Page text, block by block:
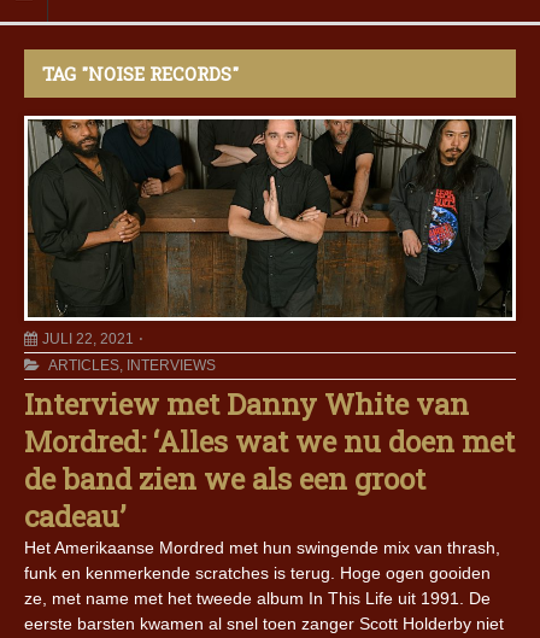
TAG "NOISE RECORDS"
JULI 22, 2021
ARTICLES, INTERVIEWS
Interview met Danny White van
Mordred: ‘Alles wat we nu doen met
de band zien we als een groot
cadeau’
Het Amerikaanse Mordred met hun swingende mix van thrash,
funk en kenmerkende scratches is terug. Hoge ogen gooiden
ze, met name met het tweede album In This Life uit 1991. De
eerste barsten kwamen al snel toen zanger Scott Holderby niet